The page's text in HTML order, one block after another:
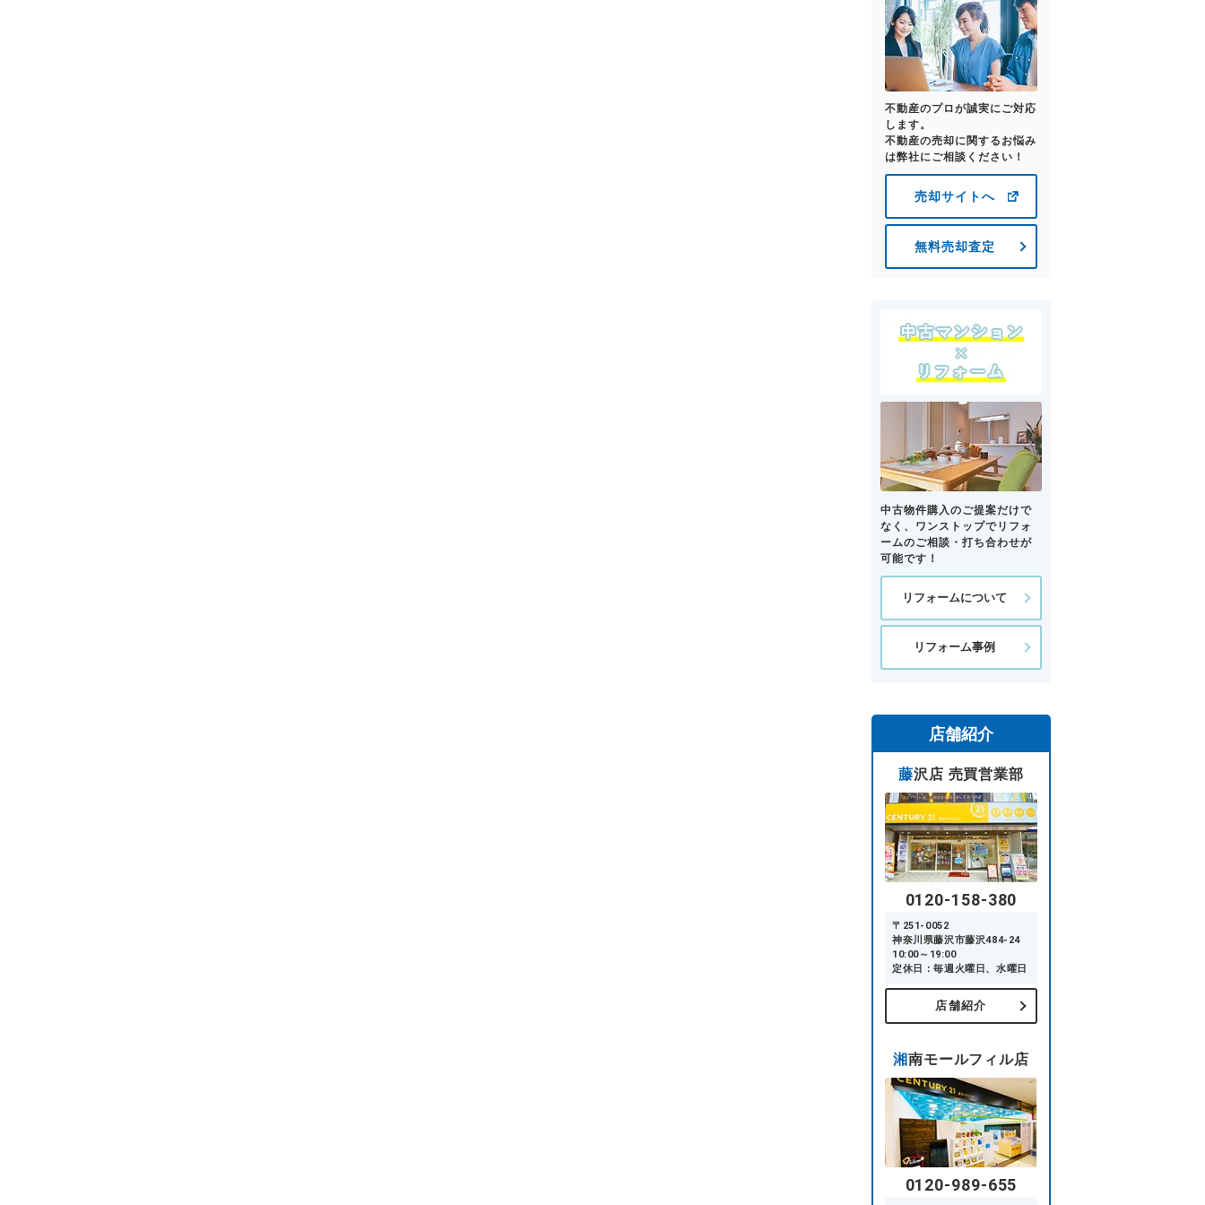
不動産のプロが誠実にご対応
します。
不動産の売却に関するお悩み
は弊社にご相談ください！
売却サイトへ
無料売却査定
中古物件購入のご提案だけで
なく、ワンストップでリフォ
ームのご相談・打ち合わせが
可能です！
リフォームについて
リフォーム事例
店舗紹介
藤沢店 売買営業部
0120-158-380
〒251-0052
神奈川県藤沢市藤沢484-24
10:00～19:00
定休日：毎週火曜日、水曜日
店舗紹介
湘南モールフィル店
0120-989-655